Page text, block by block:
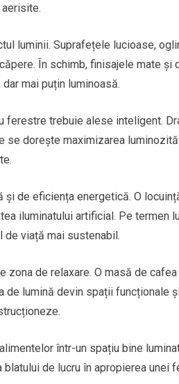
luminii. Suprafețele lucioase,
În schimb, finisajele mate și
mai puțin luminoasă.
ferestre trebuie alese inteligent.
se dorește maximizarea
de eficiența energetică. O
iluminatului artificial. Pe termen
de viață mai sustenabil.
zona de relaxare. O masă de
lumină devin spații funcționale
într-un spațiu bine
de lucru în apropierea unei